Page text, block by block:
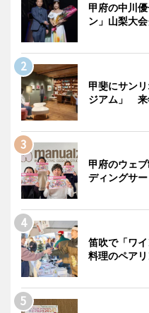
甲府の中川
ン」山梨大
甲斐にサン
ジアム」 来
甲府のウェ
ディングサ
笛吹で「ワ
料理のペア